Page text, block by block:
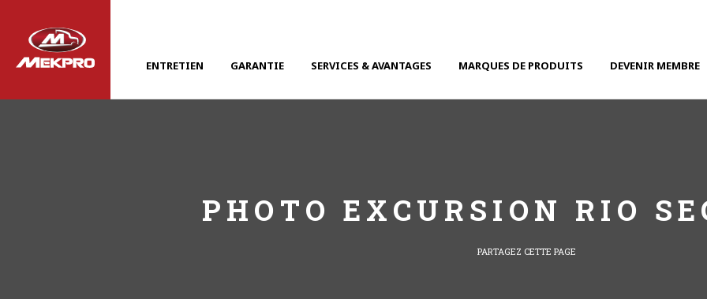
ENTRETIEN GARANTIE SERVICES & AVANTAGES MARQUES DE PRODUITS DEVENIR MEMBRE
PHOTO EXCURSION RIO
PARTAGEZ CETTE PAGE